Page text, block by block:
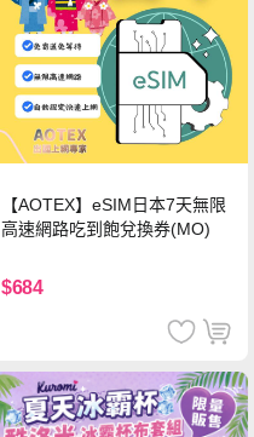
【AOTEX】eSIM日本7天無限
高速網路吃到飽兌換券(MO)
$684